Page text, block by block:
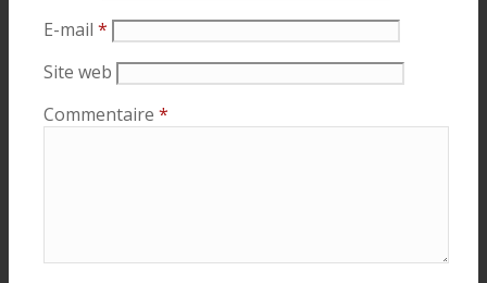
E-mail*
Site web
Commentaire*